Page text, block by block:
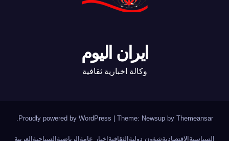
ايران اليوم
وكالة اخبارية ثقافية
Proudly powered by WordPress Theme: Newsup by Themeansar
السياسية الاقتصاديةشؤون دولية الثقافية اخبار عامة الرياضية السياحية العربية